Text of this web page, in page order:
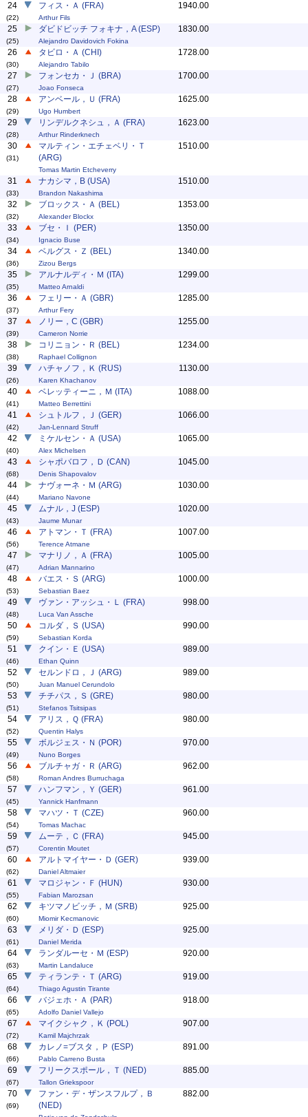
24
(22)
フィス・Ａ (FRA)
Arthur Fils
1940.00
25
(25)
ダビドビッチ フォキナ，A (ESP)
Alejandro Davidovich Fokina
1830.00
26
(30)
タビロ・Ａ (CHI)
Alejandro Tabilo
1728.00
27
(27)
フォンセカ・Ｊ (BRA)
Joao Fonseca
1700.00
28
(29)
アンベール，Ｕ (FRA)
Ugo Humbert
1625.00
29
(28)
リンデルクネシュ，Ａ (FRA)
Arthur Rinderknech
1623.00
30
(31)
マルティン・エチェベリ・Ｔ
(ARG)
Tomas Martin Etcheverry
1510.00
31
(33)
ナカシマ，B (USA)
Brandon Nakashima
1510.00
32
(32)
ブロックス・Ａ (BEL)
Alexander Blockx
1353.00
33
(34)
ブセ・Ｉ (PER)
Ignacio Buse
1350.00
34
(36)
ベルグス・Ｚ (BEL)
Zizou Bergs
1340.00
35
(35)
アルナルディ・Ｍ (ITA)
Matteo Arnaldi
1299.00
36
(37)
フェリー・Ａ (GBR)
Arthur Fery
1285.00
37
(39)
ノリー，C (GBR)
Cameron Norrie
1255.00
38
(38)
コリニョン・Ｒ (BEL)
Raphael Collignon
1234.00
39
(26)
ハチャノフ，Ｋ (RUS)
Karen Khachanov
1130.00
40
(41)
ベレッティーニ，Ｍ (ITA)
Matteo Berrettini
1088.00
41
(42)
シュトルフ，Ｊ (GER)
Jan-Lennard Struff
1066.00
42
(40)
ミケルセン・Ａ (USA)
Alex Michelsen
1065.00
43
(68)
シャポバロフ，Ｄ (CAN)
Denis Shapovalov
1045.00
44
(44)
ナヴォーネ・Ｍ (ARG)
Mariano Navone
1030.00
45
(43)
ムナル，J (ESP)
Jaume Munar
1020.00
46
(56)
アトマン・Ｔ (FRA)
Terence Atmane
1007.00
47
(47)
マナリノ，Ａ (FRA)
Adrian Mannarino
1005.00
48
(53)
バエス・Ｓ (ARG)
Sebastian Baez
1000.00
49
(48)
ヴァン・アッシュ・Ｌ (FRA)
Luca Van Assche
998.00
50
(59)
コルダ，Ｓ (USA)
Sebastian Korda
990.00
51
(46)
クイン・Ｅ (USA)
Ethan Quinn
989.00
52
(50)
セルンドロ，Ｊ (ARG)
Juan Manuel Cerundolo
989.00
53
(51)
チチパス，Ｓ (GRE)
Stefanos Tsitsipas
980.00
54
(52)
アリス，Ｑ (FRA)
Quentin Halys
980.00
55
(49)
ボルジェス・Ｎ (POR)
Nuno Borges
970.00
56
(58)
ブルチャガ・Ｒ (ARG)
Roman Andres Burruchaga
962.00
57
(45)
ハンフマン，Ｙ (GER)
Yannick Hanfmann
961.00
58
(54)
マハツ・Ｔ (CZE)
Tomas Machac
960.00
59
(57)
ムーテ，Ｃ (FRA)
Corentin Moutet
945.00
60
(62)
アルトマイヤー・Ｄ (GER)
Daniel Altmaier
939.00
61
(55)
マロジャン・Ｆ (HUN)
Fabian Marozsan
930.00
62
(60)
キツマノビッチ，Ｍ (SRB)
Miomir Kecmanovic
925.00
63
(61)
メリダ・Ｄ (ESP)
Daniel Merida
925.00
64
(63)
ランダルーセ・Ｍ (ESP)
Martin Landaluce
920.00
65
(64)
ティランテ・Ｔ (ARG)
Thiago Agustin Tirante
919.00
66
(65)
バジェホ・Ａ (PAR)
Adolfo Daniel Vallejo
918.00
67
(72)
マイクシャク，Ｋ (POL)
Kamil Majchrzak
907.00
68
(66)
カレノ=ブスタ，Ｐ (ESP)
Pablo Carreno Busta
891.00
69
(67)
フリークスポール，Ｔ (NED)
Tallon Griekspoor
885.00
70
(69)
ファン・デ・ザンスフルプ，Ｂ
(NED)
882.00